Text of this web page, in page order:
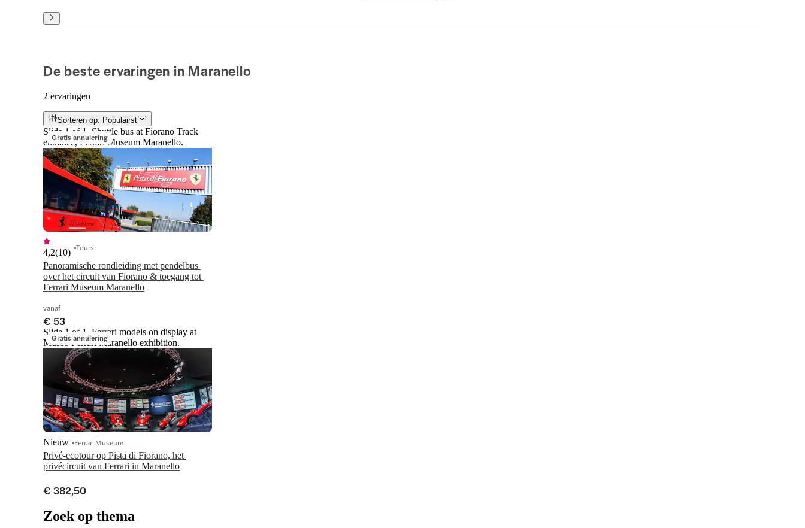
De beste ervaringen in Maranello
2 ervaringen
Sorteren op: Populairst
Gratis annulering
Slide 1 of 1, Shuttle bus at Fiorano Track
entrance, Ferrari Museum Maranello.
Panoramische rondleiding met pendelbus
over het circuit van Fiorano & toegang tot
Ferrari Museum Maranello
4,2(10) Tours
vanaf
€ 53
Gratis annulering
Slide 1 of 1, Ferrari models on display at
Museo Ferrari Maranello exhibition.
Privé-ecotour op Pista di Fiorano, het
privécircuit van Ferrari in Maranello
Nieuw Ferrari Museum
€ 382,50
Zoek op thema